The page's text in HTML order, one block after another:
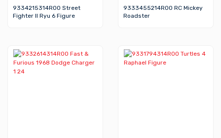
9334215314R00 Street
Fighter II Ryu 6 Figure
9333455214R00 RC Mickey
Roadster